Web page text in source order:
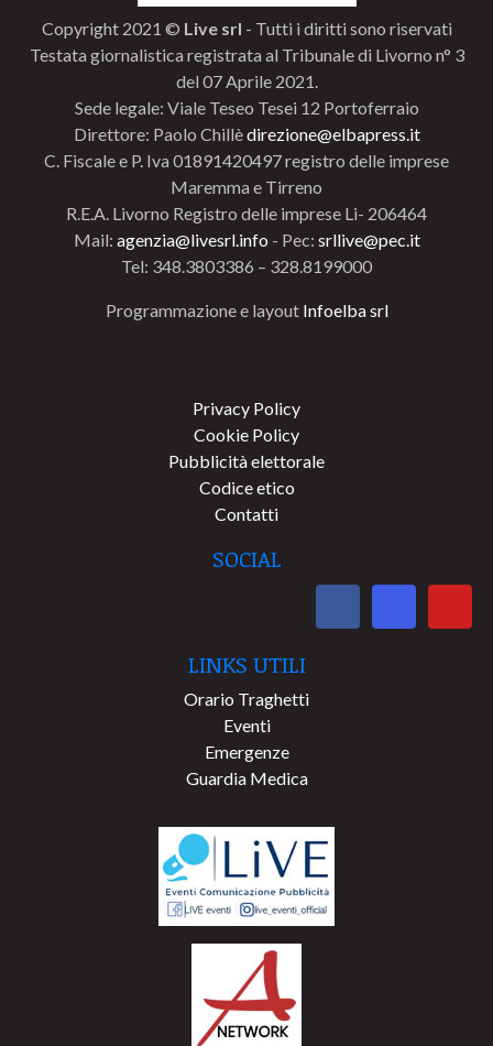
Copyright 2021 © Live srl - Tutti i diritti sono riservati
Testata giornalistica registrata al Tribunale di Livorno n° 3
del 07 Aprile 2021.
Sede legale: Viale Teseo Tesei 12 Portoferraio
Direttore: Paolo Chillèdirezione@elbapress.it
C. Fiscale e P. Iva 01891420497 registro delle imprese
Maremma e Tirreno
R.E.A. Livorno Registro delle imprese Li- 206464
Mail: agenzia@livesrl.info - Pec: srllive@pec.it
Tel: 348.3803386 – 328.8199000
Programmazione e layout Infoelba srl
Privacy Policy
Cookie Policy
Pubblicità elettorale
Codice etico
Contatti
SOCIAL
LINKS UTILI
Orario Traghetti
Eventi
Emergenze
Guardia Medica